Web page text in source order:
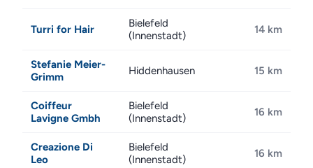
Turri for Hair
Bielefeld
(Innenstadt)
14 km
Stefanie Meier-
Grimm
Hiddenhausen 15 km
Coiffeur
Lavigne Gmbh
Bielefeld
(Innenstadt)
16 km
Creazione Di
Leo
Bielefeld
(Innenstadt)
16 km